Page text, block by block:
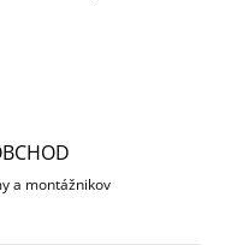
a montážnikov